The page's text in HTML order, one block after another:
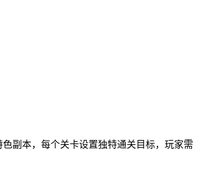
副本，每个关卡设置独特通关目标，玩家需